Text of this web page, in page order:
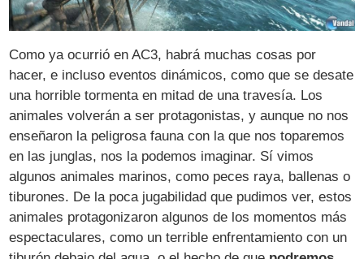
Como ya ocurrió en AC3, habrá muchas cosas por
hacer, e incluso eventos dinámicos, como que se desate
una horrible tormenta en mitad de una travesía. Los
animales volverán a ser protagonistas, y aunque no nos
enseñaron la peligrosa fauna con la que nos toparemos
en las junglas, nos la podemos imaginar. Sí vimos
algunos animales marinos, como peces raya, ballenas o
tiburones. De la poca jugabilidad que pudimos ver, estos
animales protagonizaron algunos de los momentos más
espectaculares, como un terrible enfrentamiento con un